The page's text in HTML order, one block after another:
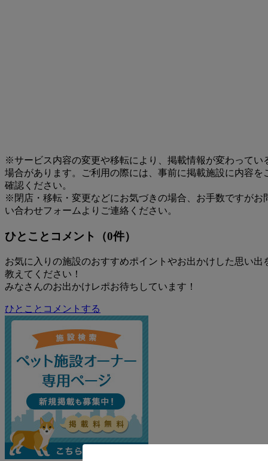
※サービス内容の変更や移転により、掲載情報が変わってい
場合があります。ご利用の際には、事前に掲載施設に内容を
確認ください。
※閉店・移転・変更などにお気づきの場合、お手数ですがお
い合わせフォームよりご連絡ください。
ひとことコメント（0件）
お気に入りの施設のおすすめポイントやお出かけした思い出
教えてください！
みなさんのお出かけレポお待ちしています！
ひとことコメントする